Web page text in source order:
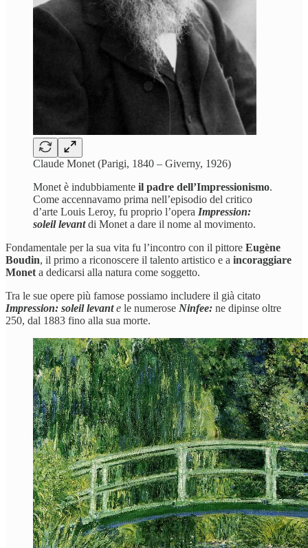
Claude Monet (Parigi, 1840 – Giverny, 1926)
Monet è indubbiamente il padre dell’Impressionismo.
Come accennavamo prima nell’episodio del critico
d’arte Louis Leroy, fu proprio l’opera Impression:
soleil levantdi Monet a dare il nome al movimento.
Fondamentale per la sua vita fu l’incontro con il pittore Eugène
Boudin, il primo a riconoscere il talento artistico e a incoraggiare
Monet a dedicarsi alla natura come soggetto.
Tra le sue opere più famose possiamo includere il già citato
Impression: soleil levante le numerose Ninfee: ne dipinse oltre
250, dal 1883 fino alla sua morte.